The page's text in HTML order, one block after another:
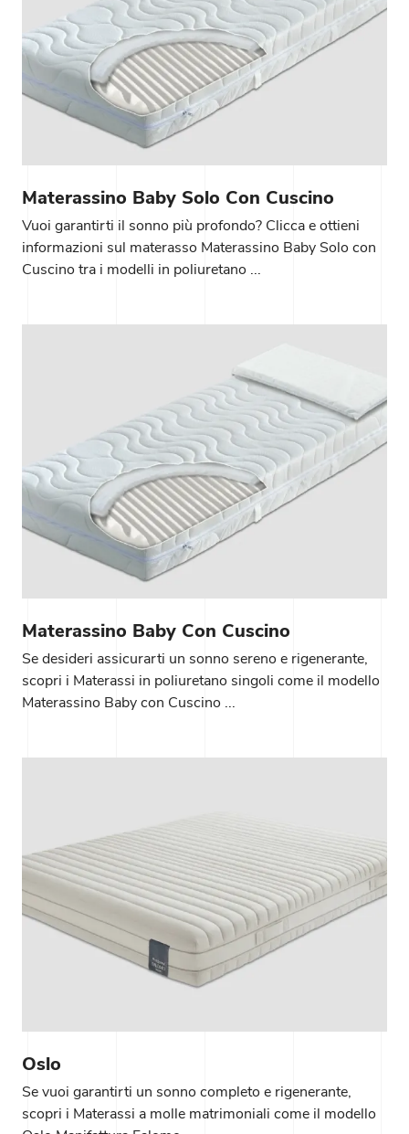
Materassino Baby Solo Con Cuscino
Vuoi garantirti il sonno più profondo? Clicca e ottieni
informazioni sul materasso Materassino Baby Solo con
Cuscino tra i modelli in poliuretano ...
Materassino Baby Con Cuscino
Se desideri assicurarti un sonno sereno e rigenerante,
scopri i Materassi in poliuretano singoli come il modello
Materassino Baby con Cuscino ...
Oslo
Se vuoi garantirti un sonno completo e rigenerante,
scopri i Materassi a molle matrimoniali come il modello